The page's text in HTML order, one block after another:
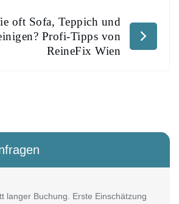
oft Sofa, Teppich und
Profi-Tipps von
ReineFix Wien
langer Buchung. Erste Einschätzung